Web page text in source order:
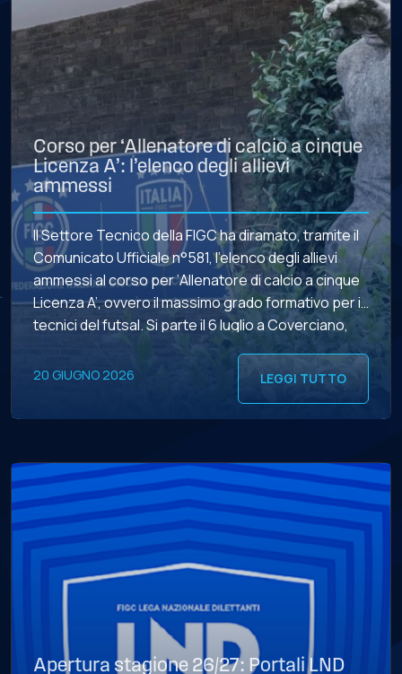
Corso per ‘Allenatore di calcio a cinque
Licenza A’: l’elenco degli allievi
ammessi
Il Settore Tecnico della FIGC ha diramato, tramite il
Comunicato Ufficiale n°581, l’elenco degli allievi
ammessi al corso per ‘Allenatore di calcio a cinque
Licenza A’, ovvero il massimo grado formativo per i
tecnici del futsal. Si parte il 6 luglio a Coverciano,
due le settimane (fino al 16 luglio) di lezioni, con un
totale […]
20 GIUGNO 2026 LEGGI TUTTO
Apertura stagione 26/27: Portali LND